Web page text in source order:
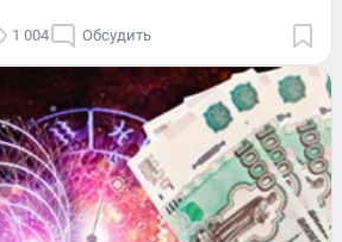
1 004 Обсудить